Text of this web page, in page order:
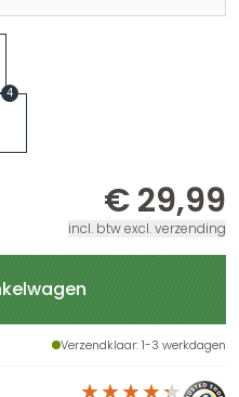
4
€ 29,99
incl. btw excl. verzending
Verzendklaar: 1-3 werkdagen